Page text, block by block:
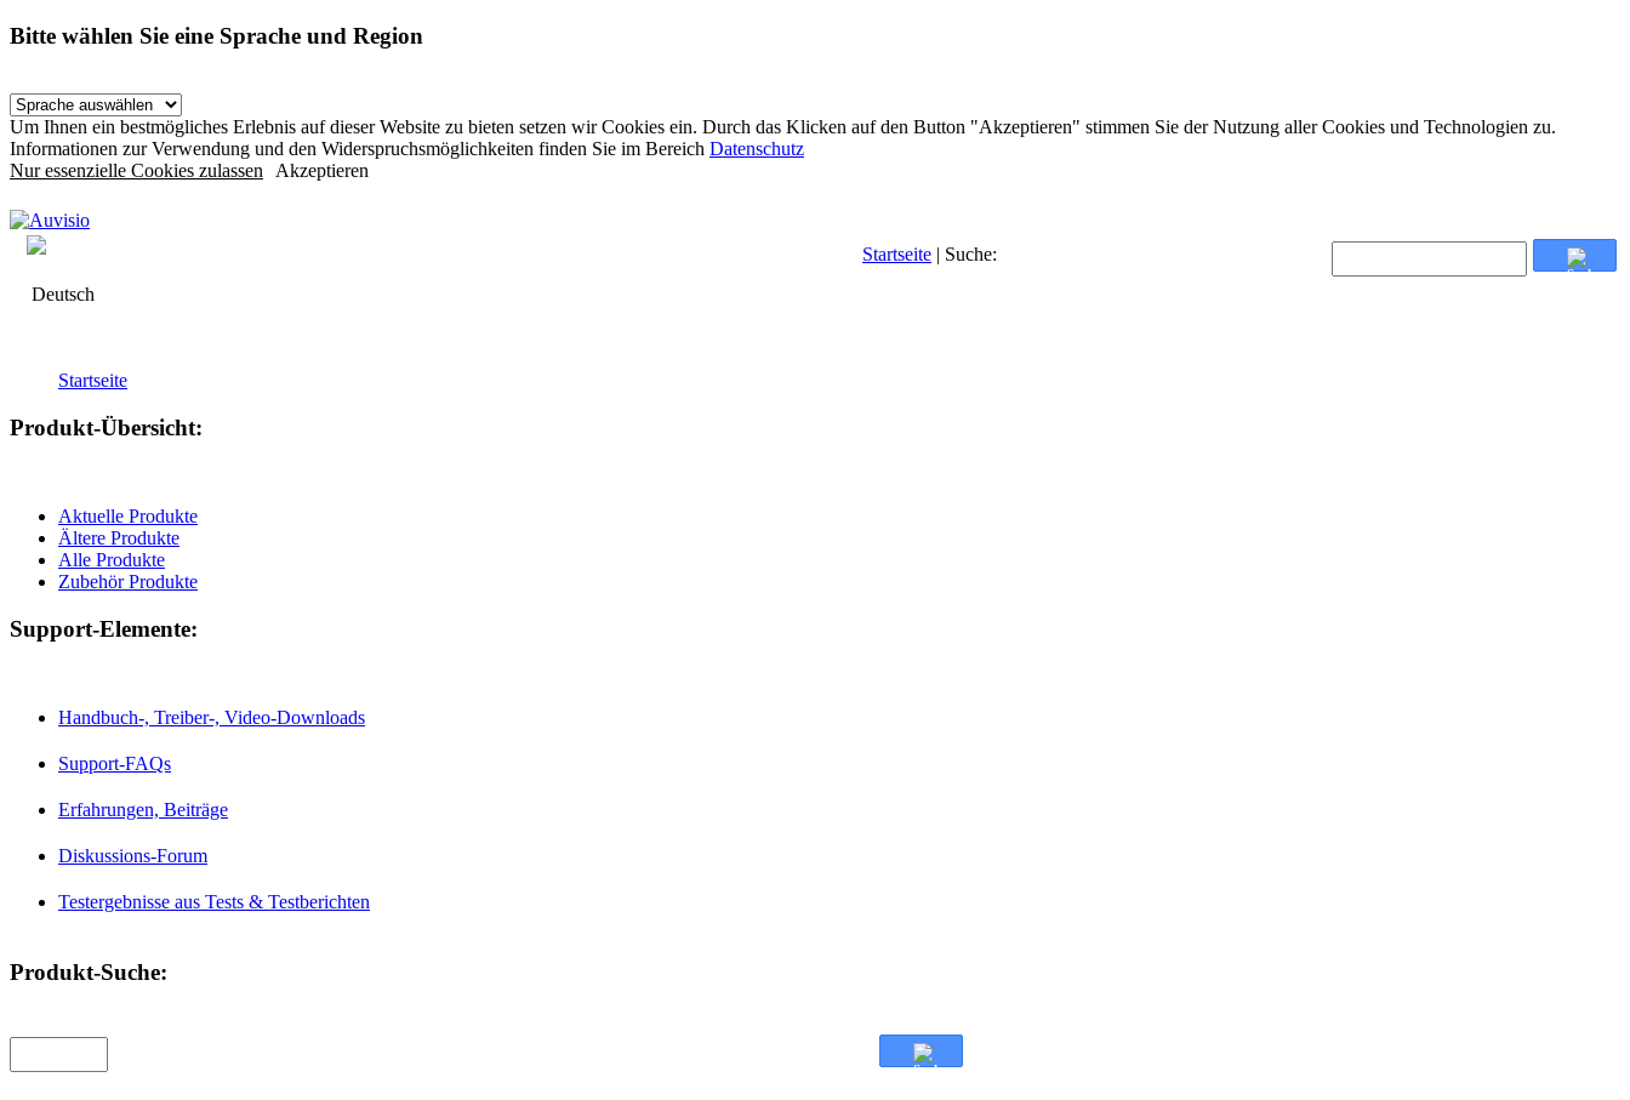
Bitte wählen Sie eine Sprache und Region
Um Ihnen ein bestmögliches Erlebnis auf dieser Website zu bieten setzen wir Cookies ein. Durch das Klicken auf den Button "Akzeptieren" stimmen Sie der Nutzung aller Cookies und Technologien zu.
Informationen zur Verwendung und den Widerspruchsmöglichkeiten finden Sie im Bereich Datenschutz
Nur essenzielle Cookies zulassen Akzeptieren
Deutsch
Startseite | Suche:
Startseite
Produkt-Übersicht:
Aktuelle Produkte
Ältere Produkte
Alle Produkte
Zubehör Produkte
Support-Elemente:
Handbuch-, Treiber-, Video-Downloads
Support-FAQs
Erfahrungen, Beiträge
Diskussions-Forum
Testergebnisse aus Tests & Testberichten
Produkt-Suche: